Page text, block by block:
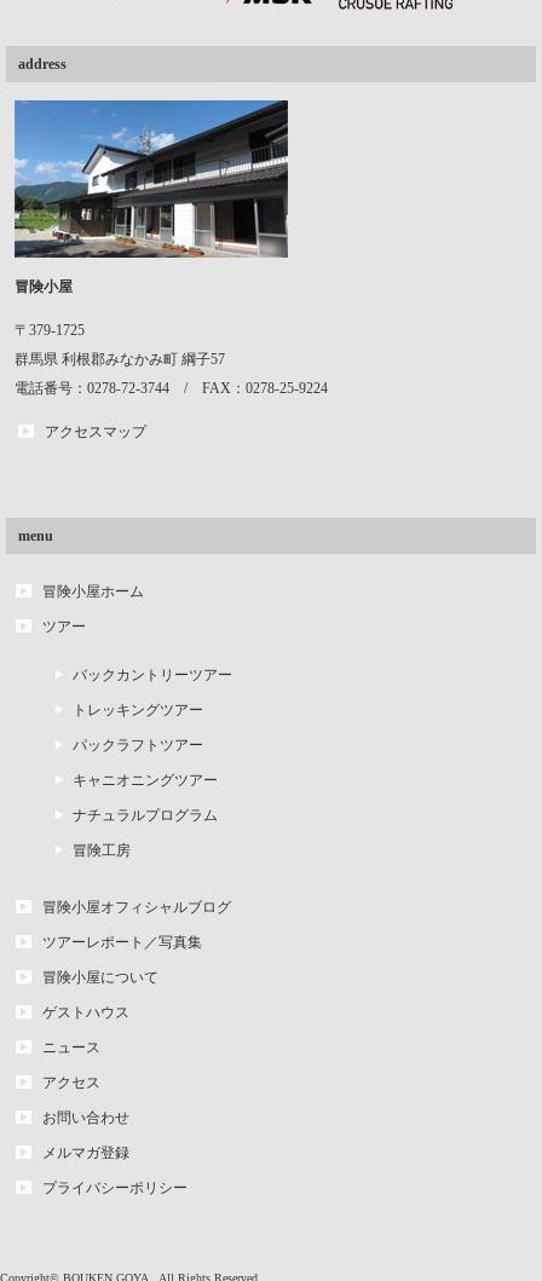
address
冒険小屋
〒379-1725
群馬県 利根郡みなかみ町 綱子57
電話番号：0278-72-3744 / FAX：0278-25-9224
アクセスマップ
menu
冒険小屋ホーム
ツアー
バックカントリーツアー
トレッキングツアー
パックラフトツアー
キャニオニングツアー
ナチュラルプログラム
冒険工房
冒険小屋オフィシャルブログ
ツアーレポート／写真集
冒険小屋について
ゲストハウス
ニュース
アクセス
お問い合わせ
メルマガ登録
プライバシーポリシー
Copyright© BOUKEN GOYA All Rights Reserved.